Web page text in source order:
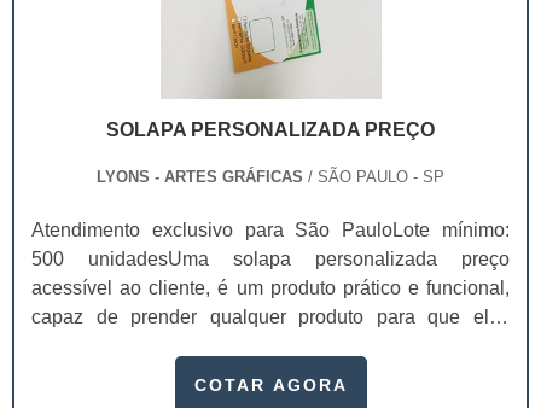
SOLAPA PERSONALIZADA PREÇO
LYONS - ARTES GRÁFICAS / SÃO PAULO - SP
Atendimento exclusivo para São PauloLote mínimo:
500 unidadesUma solapa personalizada preço
acessível ao cliente, é um produto prático e funcional,
capaz de prender qualquer produto para que eles
supermercados, por exemplo.Conhecidas também
COTAR AGORA